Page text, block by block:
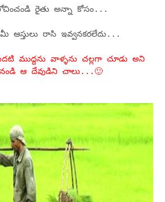
రైతు అన్నా కోసం...
ఆస్తులు రాసి ఇవ్వనకరలేదు...
ముద్దను వాళ్ళను చల్లగా చూడు అని
ఆ దేవుడిని చాలు...🙂